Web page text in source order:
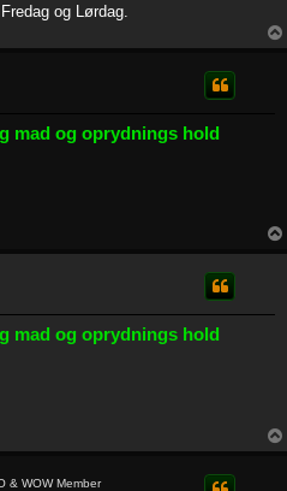
og Lørdag.
mad og oprydnings hold
mad og oprydnings hold
& WOW Member